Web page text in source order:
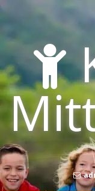
Skip